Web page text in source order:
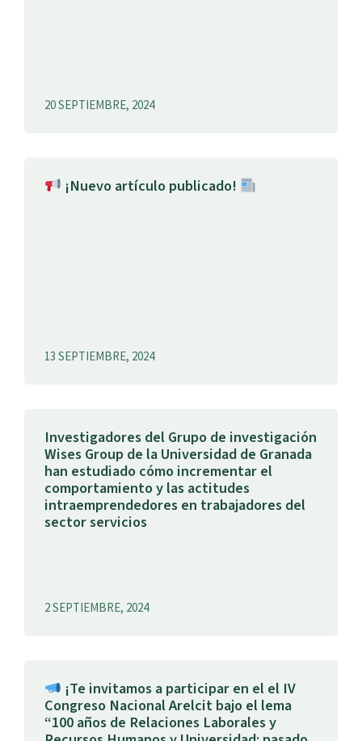
20 SEPTIEMBRE, 2024
¡Nuevo artículo publicado!
13 SEPTIEMBRE, 2024
Investigadores del Grupo de investigación
Wises Group de la Universidad de Granada
han estudiado cómo incrementar el
comportamiento y las actitudes
intraemprendedores en trabajadores del
sector servicios
2 SEPTIEMBRE, 2024
¡Te invitamos a participar en el el IV
Congreso Nacional Arelcit bajo el lema
“100 años de Relaciones Laborales y